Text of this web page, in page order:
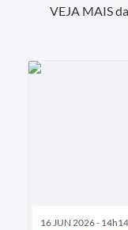
VEJA MAIS
16 JUN 2026 - 14h14